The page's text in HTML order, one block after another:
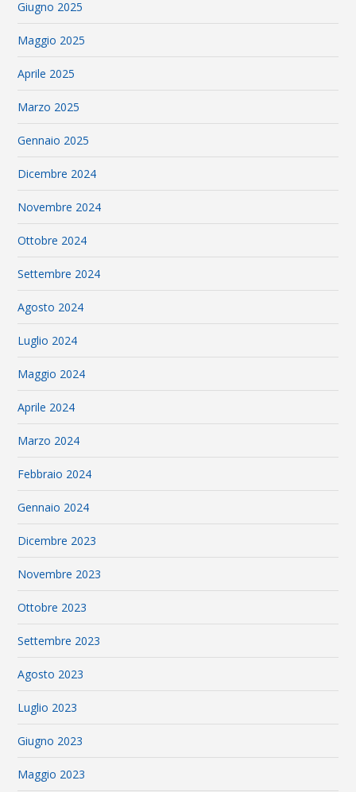
Giugno 2025
Maggio 2025
Aprile 2025
Marzo 2025
Gennaio 2025
Dicembre 2024
Novembre 2024
Ottobre 2024
Settembre 2024
Agosto 2024
Luglio 2024
Maggio 2024
Aprile 2024
Marzo 2024
Febbraio 2024
Gennaio 2024
Dicembre 2023
Novembre 2023
Ottobre 2023
Settembre 2023
Agosto 2023
Luglio 2023
Giugno 2023
Maggio 2023